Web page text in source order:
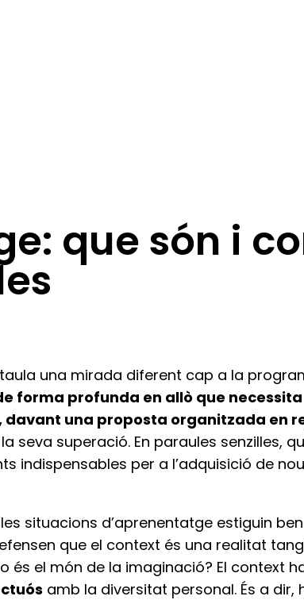
que són i
taula una mirada diferent cap a la
forma profunda en allò que necessita
davant una proposta organitzada en
seva superació. En paraules senzilles,
indispensables per a l’adquisició de
situacions d’aprenentatge estiguin ben
que el context és una realitat
el món de la imaginació? El context
amb la diversitat personal. És a dir,